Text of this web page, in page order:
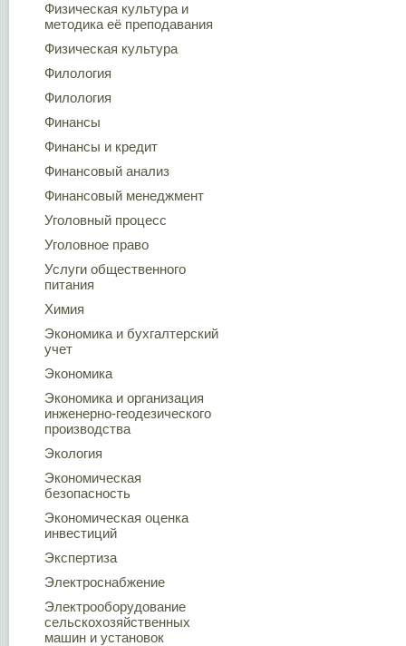
Физическая культура и
методика её преподавания
Физическая культура
Филология
Филология
Финансы
Финансы и кредит
Финансовый анализ
Финансовый менеджмент
Уголовный процесс
Уголовное право
Услуги общественного
питания
Химия
Экономика и бухгалтерский
учет
Экономика
Экономика и организация
инженерно-геодезического
производства
Экология
Экономическая
безопасность
Экономическая оценка
инвестиций
Экспертиза
Электроснабжение
Электрооборудование
сельскохозяйственных
машин и установок